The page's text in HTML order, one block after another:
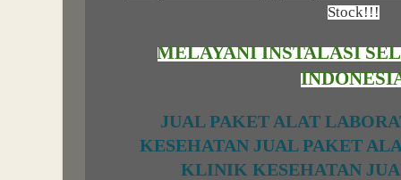
Stock!!!
MELAYANI INSTALASI
JUAL PAKET ALAT
KESEHATAN JUAL PAKET
KLINIK KESEHATAN